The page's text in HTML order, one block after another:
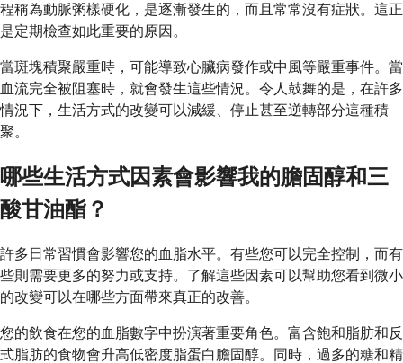
程稱為動脈粥樣硬化，是逐漸發生的，而且常常沒有症狀。這正
是定期檢查如此重要的原因。
當斑塊積聚嚴重時，可能導致心臟病發作或中風等嚴重事件。當
血流完全被阻塞時，就會發生這些情況。令人鼓舞的是，在許多
情況下，生活方式的改變可以減緩、停止甚至逆轉部分這種積
聚。
哪些生活方式因素會影響我的膽固醇和三
酸甘油酯？
許多日常習慣會影響您的血脂水平。有些您可以完全控制，而有
些則需要更多的努力或支持。了解這些因素可以幫助您看到微小
的改變可以在哪些方面帶來真正的改善。
您的飲食在您的血脂數字中扮演著重要角色。富含飽和脂肪和反
式脂肪的食物會升高低密度脂蛋白膽固醇。同時，過多的糖和精